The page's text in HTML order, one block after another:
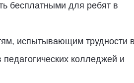
бесплатными для ребят в
испытывающим трудности
колледжей и